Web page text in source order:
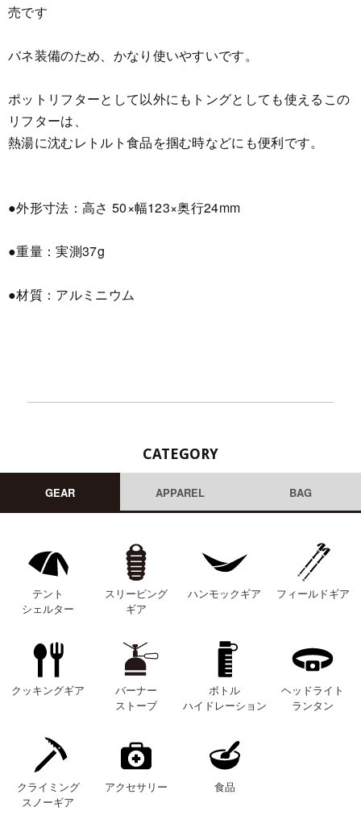
売です
バネ装備のため、かなり使いやすいです。
ポットリフターとして以外にもトングとしても使えるこの
リフターは、
熱湯に沈むレトルト食品を掴む時などにも便利です。
●外形寸法：高さ 50×幅123×奥行24mm
●重量：実測37g
●材質：アルミニウム
CATEGORY
GEAR APPAREL BAG
テント
シェルター
スリーピング
ギア
ハンモックギア フィールドギア
クッキングギア
バーナー
ストーブ
ボトル
ハイドレーション
ヘッドライト
ランタン
クライミング
スノーギア
アクセサリー 食品